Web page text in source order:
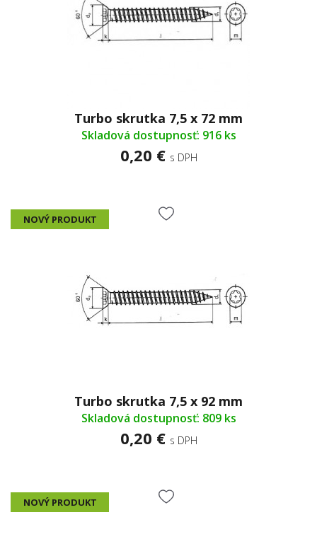
Turbo skrutka 7,5 x 72 mm
Skladová dostupnosť: 916 ks
0,20 € s DPH
NOVÝ PRODUKT
Turbo skrutka 7,5 x 92 mm
Skladová dostupnosť: 809 ks
0,20 € s DPH
NOVÝ PRODUKT